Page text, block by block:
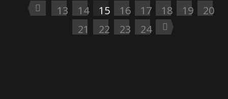
13 14 15 16 17 18 19
20
21
22 23 24